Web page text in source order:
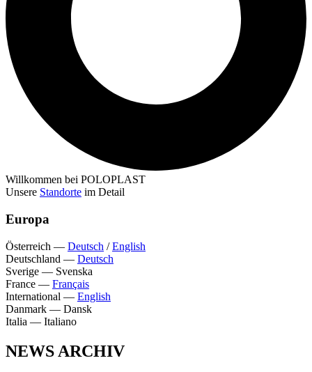
Willkommen bei POLOPLAST
Unsere Standorte im Detail
Europa
Österreich — Deutsch /English
Deutschland — Deutsch
Sverige — Svenska
France — Français
International — English
Danmark — Dansk
Italia — Italiano
NEWS ARCHIV